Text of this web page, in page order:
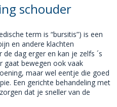
schouder
term is “bursitis”) is een
en andere klachten
dag erger en kan je zelfs ´s
gaat bewegen ook vaak
maar wel eentje die goed
Een gerichte behandeling met
dat je sneller van de